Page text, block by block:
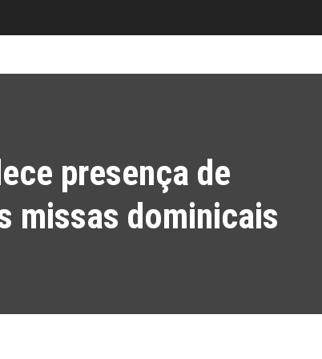
presença de
missas dominicais